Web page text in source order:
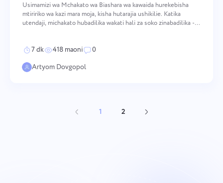
Usimamizi wa Mchakato wa Biashara wa kawaida hurekebisha
mtiririko wa kazi mara moja, kisha hutarajia ushikilie. Katika
utendaji, michakato hubadilika wakati hali za soko zinabadilika -
7 dk 418 maoni
0
Artyom Dovgopol
1 2